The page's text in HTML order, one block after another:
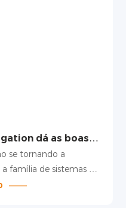
dá as boas-
liderando uma
de precisão.
se tornando a
família de sistemas de
foi